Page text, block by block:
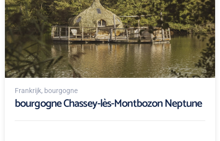
Frankrijk, bourgogne
bourgogne Chassey-lès-Montbozon Neptune